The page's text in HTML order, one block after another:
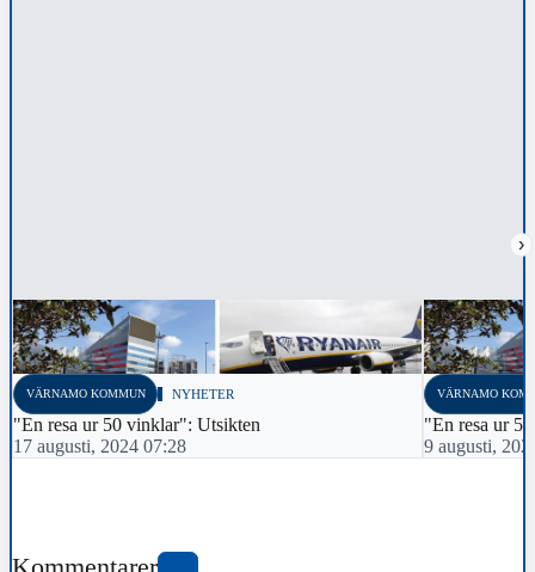
›
VÄRNAMO KOMMUN NYHETER
"En resa ur 50 vinklar": Utsikten
17 augusti, 2024 07:28
VÄRNAMO
"En resa ur
9 augusti,